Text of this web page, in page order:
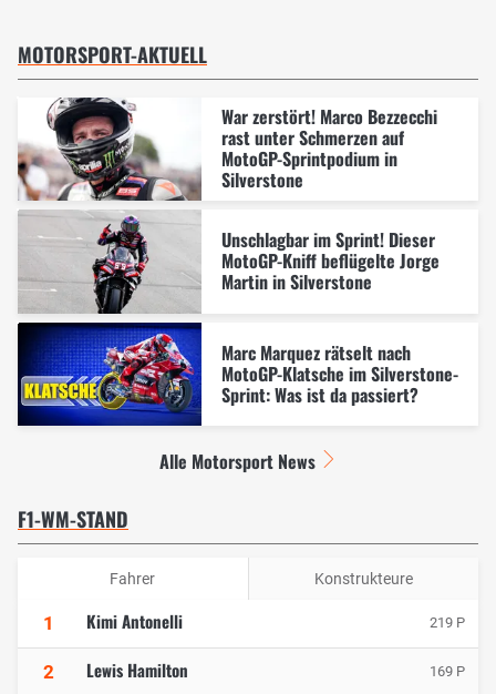
MOTORSPORT-AKTUELL
War zerstört! Marco Bezzecchi
rast unter Schmerzen auf
MotoGP-Sprintpodium in
Silverstone
Unschlagbar im Sprint! Dieser
MotoGP-Kniff beflügelte Jorge
Martin in Silverstone
Marc Marquez rätselt nach
MotoGP-Klatsche im Silverstone-
Sprint: Was ist da passiert?
Alle Motorsport News
F1-WM-STAND
Fahrer Konstrukteure
1 Kimi Antonelli 219 P
2 Lewis Hamilton 169 P